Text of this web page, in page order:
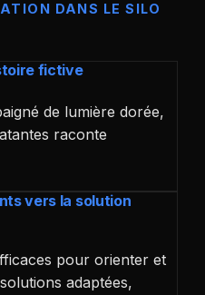
DANS LE SILO
fictive
de lumière dorée,
raconte
vers la solution
pour orienter et
adaptées,